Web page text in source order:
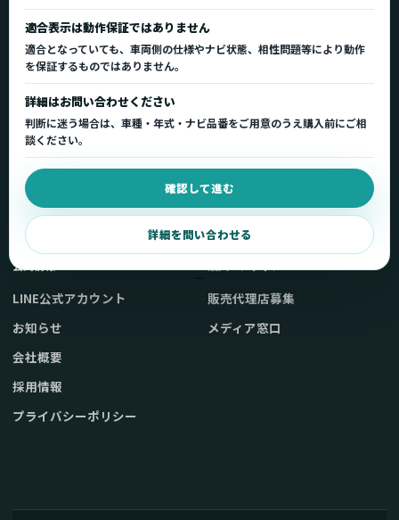
適合表示は動作保証ではありません
適合となっていても、車両側の仕様やナビ状態、相性問題等により動作
を保証するものではありません。
詳細はお問い合わせください
判断に迷う場合は、車種・年式・ナビ品番をご用意のうえ購入前にご相
談ください。
確認して進む
詳細を問い合わせる
正規販売代理店 車種適合情報 国内サポート窓口
製品を探す
製品一覧
車種適合を確認
用途から製品を選ぶ
取扱店舗・購入先
弊社販売ストアへ
使い方ガイド
Q&A・症状別サポート
起動不良復旧サービス
公式情報
LINE公式アカウント
お知らせ
会社概要
採用情報
プライバシーポリシー
販売代理店募集
メディア窓口